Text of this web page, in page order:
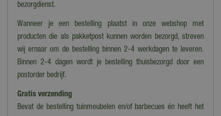
Breedte
Aantal stukjes
1000
Serie
Jan van Haasteren
bezorgdienst.
Wanneer je een bestelling plaatst in onze webshop met
producten die als pakketpost kunnen worden bezorgd, streven
wij ernaar om de bestelling binnen 2-4 werkdagen te leveren.
Binnen 2-4 dagen wordt je bestelling thuisbezorgd door een
postorder bedrijf.
Gratis verzending
Bevat de bestelling tuinmeubelen en/of barbecues én heeft het